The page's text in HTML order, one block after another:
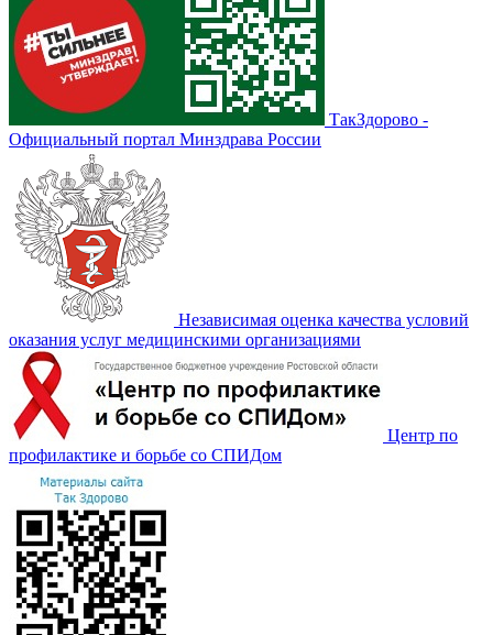
ТакЗдорово -
Официальный портал Минздрава России
Независимая оценка качества условий
оказания услуг медицинскими организациями
Центр по
профилактике и борьбе со СПИДом